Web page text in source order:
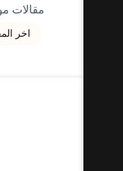
مقالات موقع
اخر المقالات